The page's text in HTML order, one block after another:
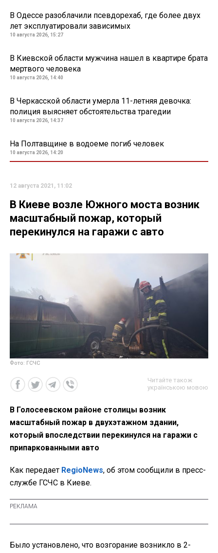
В Одессе разоблачили псевдорехаб, где более двух
лет эксплуатировали зависимых
10 августа 2026, 15:27
В Киевской области мужчина нашел в квартире брата
мертвого человека
10 августа 2026, 14:40
В Черкасской области умерла 11-летняя девочка:
полиция выясняет обстоятельства трагедии
10 августа 2026, 14:37
На Полтавщине в водоеме погиб человек
10 августа 2026, 14:20
12 августа 2021, 11:02
В Киеве возле Южного моста возник
масштабный пожар, который
перекинулся на гаражи с авто
Фото: ГСЧС
Читайте також
українською мовою
В Голосеевском районе столицы возник
масштабный пожар в двухэтажном здании,
который впоследствии перекинулся на гаражи с
припаркованными авто
Как передает RegioNews, об этом сообщили в пресс-
службе ГСЧС в Киеве.
Было установлено, что возгорание возникло в 2-